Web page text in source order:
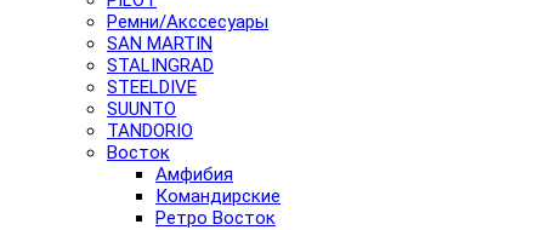
Pемни/Акссесуары
SAN MARTIN
STALINGRAD
STEELDIVE
SUUNTO
TANDORIO
Восток
Амфибия
Командирские
Ретро Восток